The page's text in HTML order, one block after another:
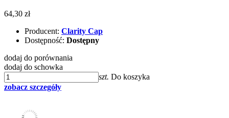
64,30 zł
Producent: Clarity Cap
Dostępność: Dostępny
dodaj do porównania
dodaj do schowka
szt. Do koszyka
zobacz szczegóły